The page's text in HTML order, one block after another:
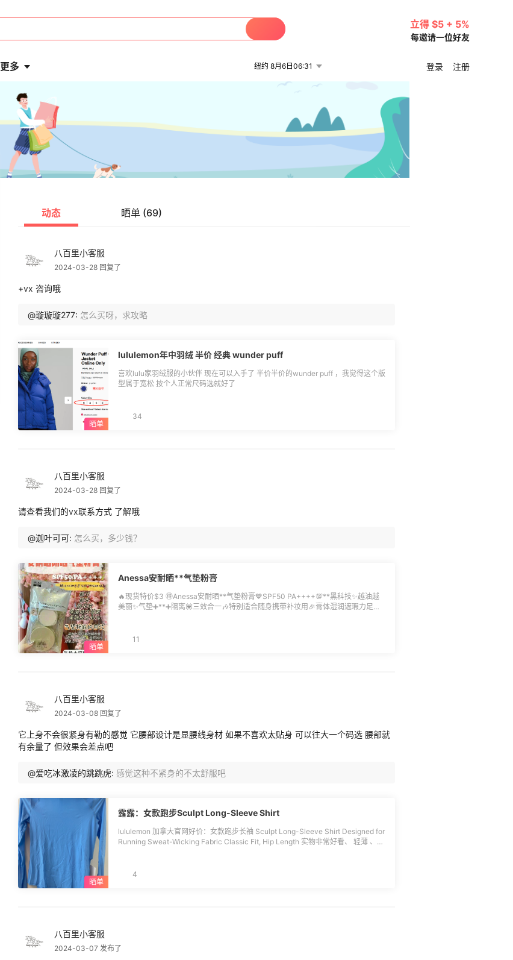
立得 $5 + 5%
每邀请一位好友
更多 纽约 8月6日06:31 登录 注册
动态 晒单 (69)
八百里小客服
2024-03-28 回复了
+vx 咨询哦
@璇璇璇277: 怎么买呀，求攻略
lululemon年中羽绒 半价 经典 wunder puff
喜欢lulu家羽绒服的小伙伴 现在可以入手了 半价半价的wunder puff ，我觉得这个版
型属于宽松 按个人正常尺码选就好了
34
八百里小客服
2024-03-28 回复了
请查看我们的vx联系方式 了解哦
@迦叶可可: 怎么买，多少钱？
Anessa安耐晒**气垫粉膏
🔥现货特价$3 🉐️Anessa安耐晒**气垫粉膏💙SPF50 PA++++💯**黑科技✨越油越
美丽✨气垫➕**➕隔离💟三效合一🎶特别适合随身携带补妆用🎉膏体湿润遮瑕力足、
11
八百里小客服
2024-03-08 回复了
它上身不会很紧身有勒的感觉 它腰部设计是显腰线身材 如果不喜欢太贴身 可以往大一个码选 腰部就
有余量了 但效果会差点吧
@爱吃冰激凌的跳跳虎: 感觉这种不紧身的不太舒服吧
露露：女款跑步Sculpt Long-Sleeve Shirt
lululemon 加拿大官网好价：女款跑步长袖 Sculpt Long-Sleeve Shirt Designed for
Running Sweat-Wicking Fabric Classic Fit, Hip Length 实物非常好看、 轻薄 、透
哥华转运中心
4
八百里小客服
2024-03-07 发布了